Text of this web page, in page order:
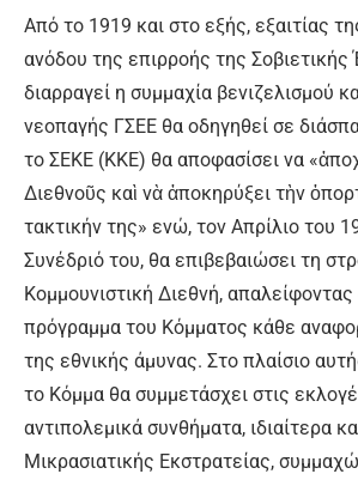
Από το 1919 και στο εξής, εξαιτίας
ανόδου της επιρροής της
διαρραγεί η συμμαχία βενιζελισμού
νεοπαγής ΓΣΕΕ θα οδηγηθεί σε
το ΣΕΚΕ (ΚΚΕ) θα αποφασίσει να
Διεθνοῦς καὶ νὰ ἀποκηρύξει τὴν
τακτικήν της» ενώ, τον Απρίλιο του
Συνέδριό του, θα επιβεβαιώσει τη
Κομμουνιστική Διεθνή,
πρόγραμμα του Κόμματος κάθε
της εθνικής άμυνας. Στο πλαίσιο
το Κόμμα θα συμμετάσχει στις
αντιπολεμικά συνθήματα, ιδιαίτερα
Μικρασιατικής Εκστρατείας,